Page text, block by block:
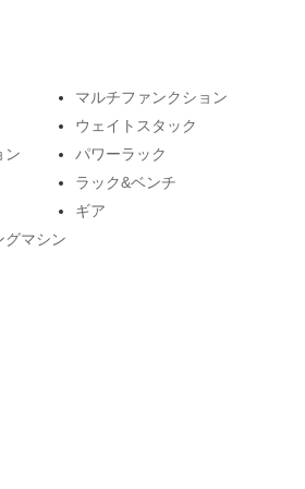
マルチファンクション
ウェイトスタック
ン
パワーラック
ラック&ベンチ
ギア
グマシン